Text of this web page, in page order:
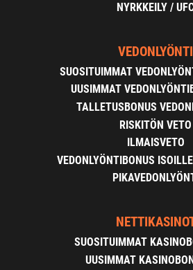
NYRKKEILY /
VEDONLYÖNTI
SUOSITUIMMAT
UUSIMMAT
TALLETUSBONUS
RISKITÖN VETO
ILMAISVETO
VEDONLYÖNTIBONUS
SUOSITUIMMAT
UUSIMMAT